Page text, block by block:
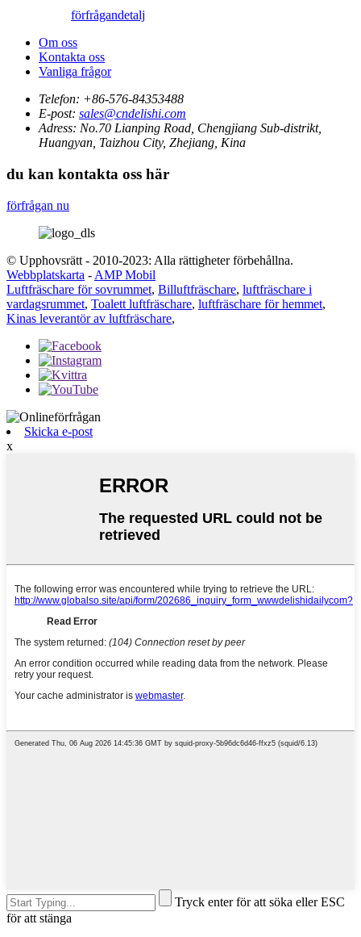
förfrågandetalj
Om oss
Kontakta oss
Vanliga frågor
Telefon: +86-576-84353488
E-post: sales@cndelishi.com
Adress: No.70 Lianping Road, Chengjiang Sub-distrikt,
Huangyan, Taizhou City, Zhejiang, Kina
du kan kontakta oss här
förfrågan nu
© Upphovsrätt - 2010-2023: Alla rättigheter förbehållna.
Webbplatskarta - AMP Mobil
Luftfräschare för sovrummet, Billuftfräschare, luftfräschare i
vardagsrummet, Toalett luftfräschare, luftfräschare för hemmet,
Kinas leverantör av luftfräschare,
Skicka e-post
x
Tryck enter för att söka eller ESC
för att stänga